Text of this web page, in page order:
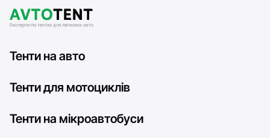
Тенти на авто
Тенти для мотоциклів
Тенти на мікроавтобуси